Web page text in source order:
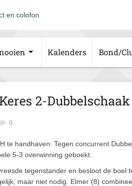
en colofon
Kalenders Bond/
2-Dubbelschaak
0
te handhaven. Tegen concurrent
5-3 overwinning geboekt.
tegenstander en besloot de boel
maar niet nodig. Elmer (8)